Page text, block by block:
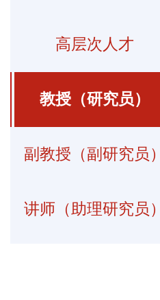
高层次人才
教授（研究员）
副教授（副研究员）
讲师（助理研究员）